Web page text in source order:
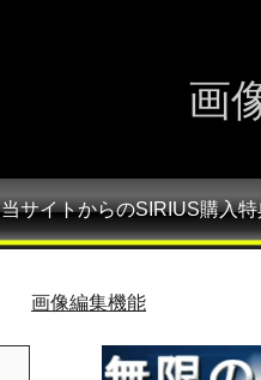
画
当サイトからのSIRIUS購入特
画像編集機能